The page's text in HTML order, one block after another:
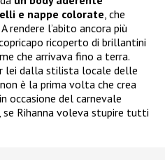
e nappe colorate , che
rendere l’abito ancora più
ricoperto di brillantini
che arrivava fino a terra.
lei dalla stilista locale delle
è la prima volta che crea
occasione del carnevale
se Rihanna voleva stupire tutti